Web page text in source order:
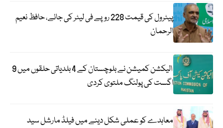
پیٹرول کی قیمت 228 روپے فی لیٹر کی جائے، حافظ نعیم
الرحمان
الیکشن کمیشن نے بلوچستان کے 4 بلدیاتی حلقوں میں 9
اگست کی پولنگ ملتوی کردی
معاہدے کو عملی شکل دینے میں فیلڈ مارشل سید